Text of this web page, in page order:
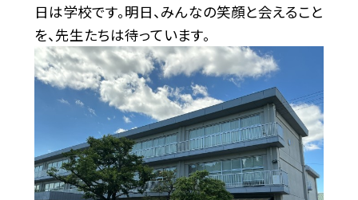
日は学校です。明日、みんなの笑顔と会えること
を、先生たちは待っています。